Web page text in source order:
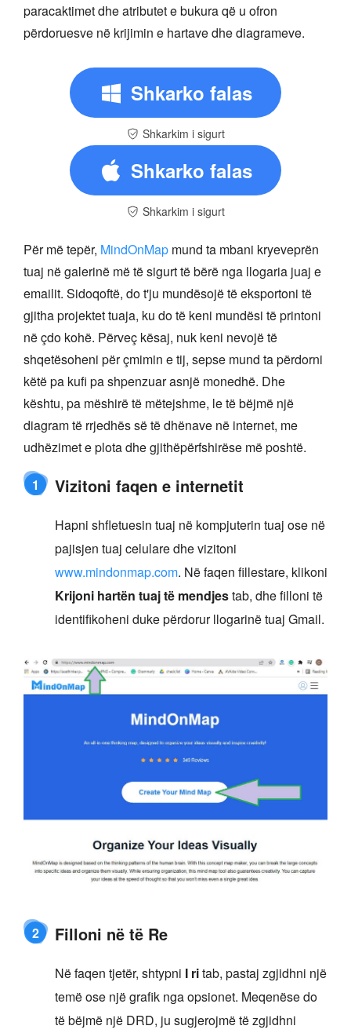
paracaktimet dhe atributet e bukura që u ofron
përdoruesve në krijimin e hartave dhe diagrameve.
Shkarko falas
Shkarkim i sigurt
Shkarko falas
Shkarkim i sigurt
Për më tepër, MindOnMap mund ta mbani kryeveprën
tuaj në galerinë më të sigurt të bërë nga llogaria juaj e
emailit. Sidoqoftë, do t'ju mundësojë të eksportoni të
gjitha projektet tuaja, ku do të keni mundësi të printoni
në çdo kohë. Përveç kësaj, nuk keni nevojë të
shqetësoheni për çmimin e tij, sepse mund ta përdorni
këtë pa kufi pa shpenzuar asnjë monedhë. Dhe
kështu, pa mëshirë të mëtejshme, le të bëjmë një
diagram të rrjedhës së të dhënave në internet, me
udhëzimet e plota dhe gjithëpërfshirëse më poshtë.
1 Vizitoni faqen e internetit
Hapni shfletuesin tuaj në kompjuterin tuaj ose në
pajisjen tuaj celulare dhe vizitoni
www.mindonmap.com. Në faqen fillestare, klikoni
Krijoni hartën tuaj të mendjestab, dhe filloni të
identifikoheni duke përdorur llogarinë tuaj Gmail.
2 Filloni në të Re
Në faqen tjetër, shtypni I ritab, pastaj zgjidhni një
temë ose një grafik nga opsionet. Meqenëse do
të bëjmë një DRD, ju sugjerojmë të zgjidhni